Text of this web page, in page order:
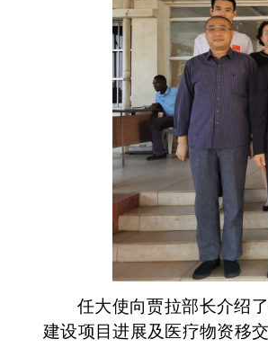
任大使向贾拉部长介绍
建设项目进展及医疗物资移